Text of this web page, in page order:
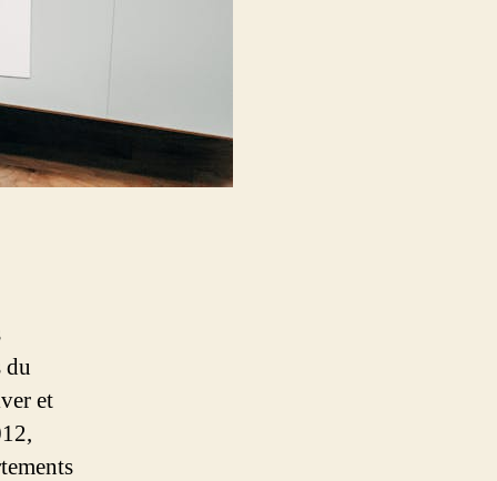
du
et